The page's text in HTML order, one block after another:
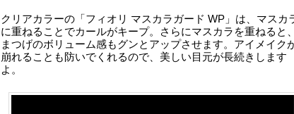
クリアカラーの「フィオリ マスカラガード WP」は、マスカ
に重ねることでカールがキープ。さらにマスカラを重ねると、
まつげのボリューム感もグンとアップさせます。アイメイク
崩れることも防いでくれるので、美しい目元が長続きします
よ。